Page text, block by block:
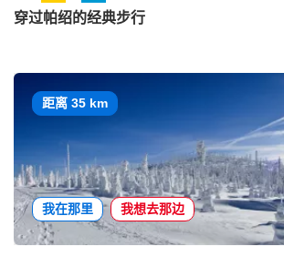
穿过帕绍的经典步行
距离 35 km
我在那里 我想去那边